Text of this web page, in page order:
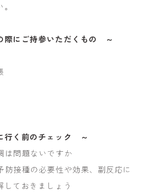
にご持参いただくもの ～
行く前のチェック ～
は問題ないですか
防接種の必要性や効果、副反応に
しておきましょう